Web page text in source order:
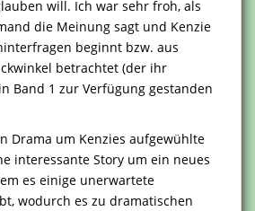
will. Ich war sehr froh, als
die Meinung sagt und Kenzie
beginnt bzw. aus
betrachtet (der ihr
Band 1 zur Verfügung gestanden
Drama um Kenzies aufgewühlte
interessante Story um ein neues
es einige unerwartete
wodurch es zu dramatischen